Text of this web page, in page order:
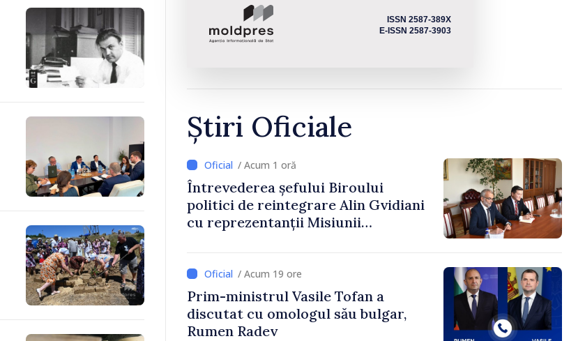
ISSN 2587-389X
E-ISSN 2587-3903
Știri Oficiale
/ Acum 1 oră
Întrevederea șefului Biroului
politici de reintegrare Alin Gvidiani
cu reprezentanții Misiunii
/ Acum 19 ore
Prim-ministrul Vasile Tofan a
discutat cu omologul său bulgar,
Rumen Radev